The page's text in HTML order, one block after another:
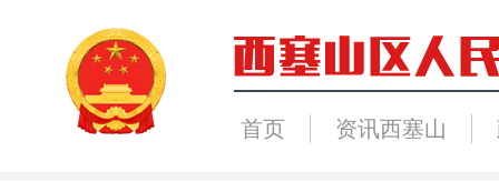
首页 资讯西塞山